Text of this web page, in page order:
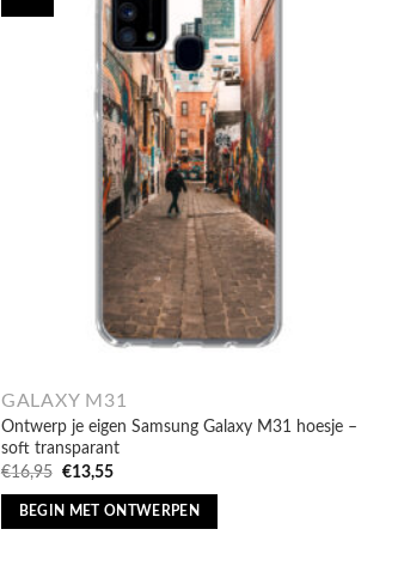
GALAXY M31
Ontwerp je eigen Samsung Galaxy M31 hoesje –
soft transparant
€16,95 Oorspronkelijke
was:
€16,95.
€13,55Huidige
is:
€13,55.
BEGIN MET ONTWERPEN